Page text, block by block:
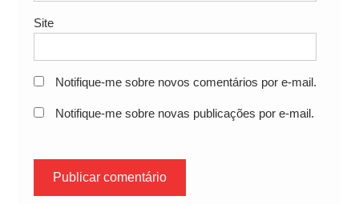
Site
Notifique-me sobre novos comentários por e-mail.
Notifique-me sobre novas publicações por e-mail.